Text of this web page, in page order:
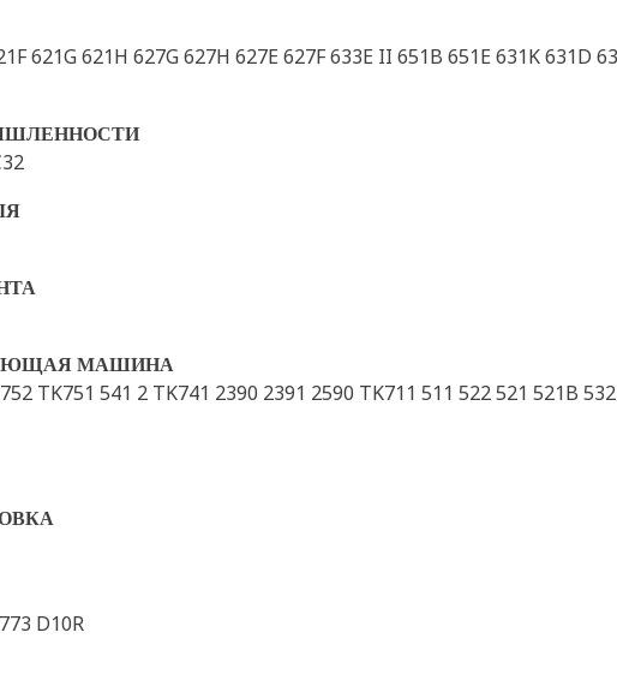
621G 621H 627G 627H 627E 627F 633E II 651B 651E 631K 631D
МАШИНА
TK751 541 2 TK741 2390 2391 2590 TK711 511 522 521 521B
D10R